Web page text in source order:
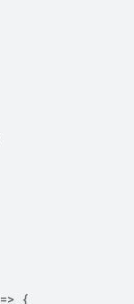
=> {